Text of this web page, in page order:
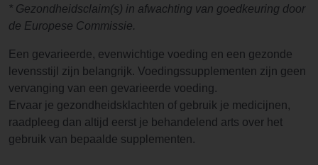
* Gezondheidsclaim(s) in afwachting van goedkeuring door
de Europese Commissie.
Een gevarieerde, evenwichtige voeding en een gezonde
levensstijl zijn belangrijk. Voedingssupplementen zijn geen
vervanging van een gevarieerde voeding.
Ervaar je gezondheidsklachten of gebruik je medicijnen,
raadpleeg dan altijd eerst je behandelend arts over het
gebruik van bepaalde supplementen.